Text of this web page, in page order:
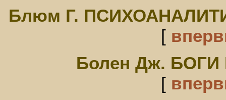
Блюм Г.
[
Болен Дж.
[